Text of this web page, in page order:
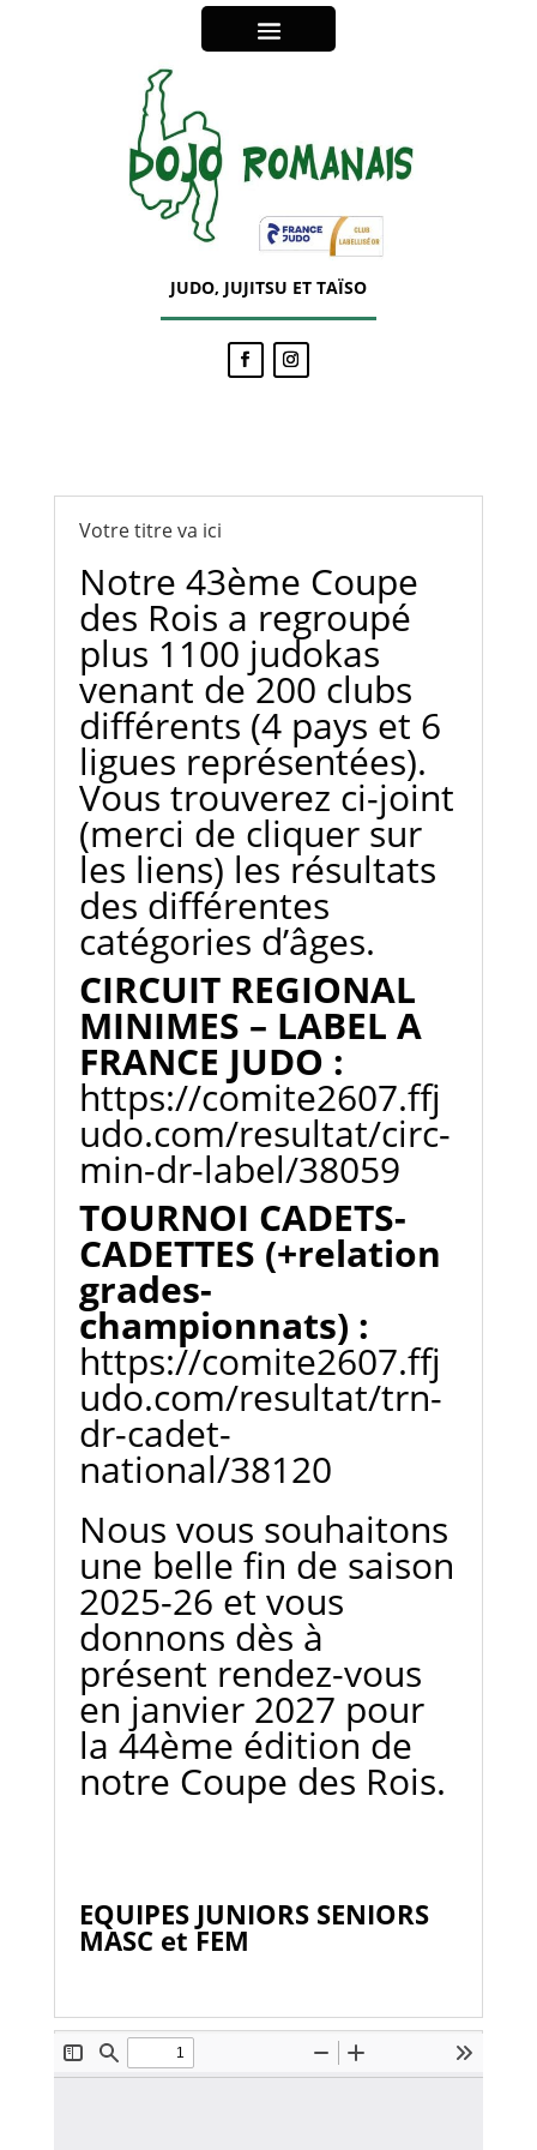
JUDO, JUJITSU ET TAÏSO
Votre titre va ici
Notre 43ème Coupe
des Rois a regroupé
plus 1100 judokas
venant de 200 clubs
différents (4 pays et 6
ligues représentées).
Vous trouverez ci-joint
(merci de cliquer sur
les liens) les résultats
des différentes
catégories d’âges.
CIRCUIT REGIONAL
MINIMES – LABEL A
FRANCE JUDO :
https://comite2607.ffj
udo.com/resultat/circ-
min-dr-label/38059
TOURNOI CADETS-
CADETTES (+relation
grades-
championnats) :
https://comite2607.ffj
udo.com/resultat/trn-
dr-cadet-
national/38120
Nous vous souhaitons
une belle fin de saison
2025-26 et vous
donnons dès à
présent rendez-vous
en janvier 2027 pour
la 44ème édition de
notre Coupe des Rois.
EQUIPES JUNIORS SENIORS
MASC et FEM
Votre titre va ici